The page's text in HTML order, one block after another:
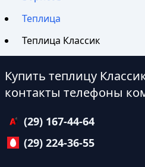
Теплица
Теплица Классик
Купить теплицу
контакты телефоны
(29) 167-44-64
(29) 224-36-55